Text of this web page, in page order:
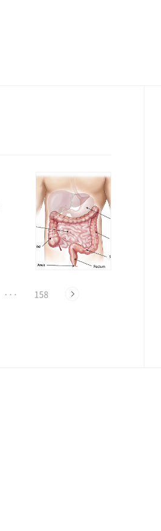
··· 158